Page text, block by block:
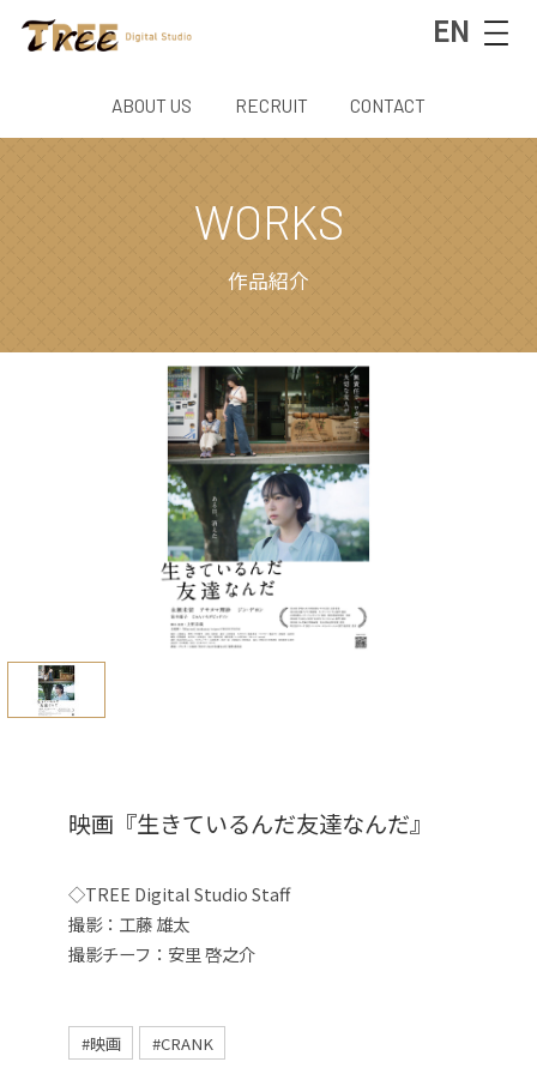
EN
ABOUT US RECRUIT CONTACT
WORKS
作品紹介
映画『生きているんだ友達なんだ』
◇TREE Digital Studio Staff
撮影：工藤 雄太
撮影チーフ：安里 啓之介
#映画 #CRANK